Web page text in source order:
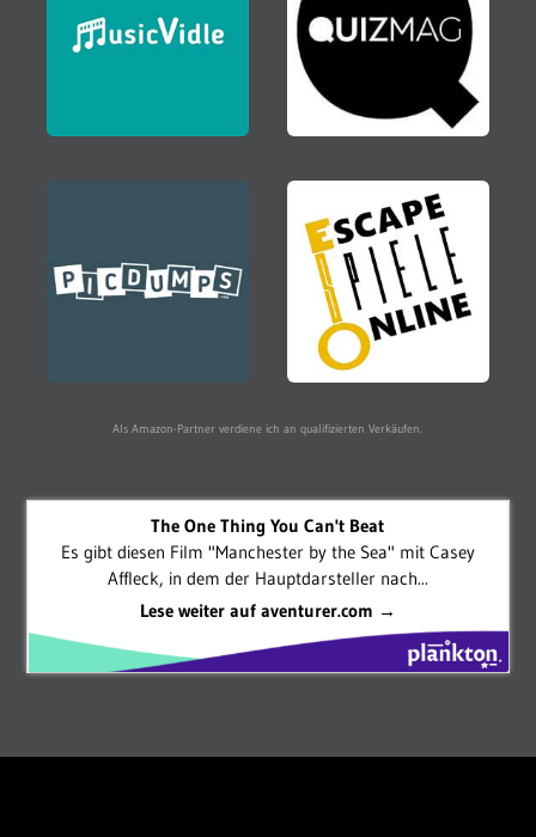
Als Amazon-Partner verdiene ich an qualifizierten Verkäufen.
The One Thing You Can't Beat
Es gibt diesen Film "Manchester by the Sea" mit Casey
Affleck, in dem der Hauptdarsteller nach...
Lese weiter auf aventurer.com →